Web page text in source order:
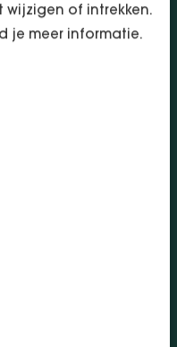
wijzigen of intrekken.
je meer informatie.
te begeleiden,